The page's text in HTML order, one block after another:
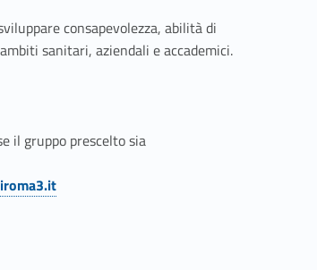
consapevolezza, abilità di
sanitari, aziendali e accademici.
il gruppo prescelto sia